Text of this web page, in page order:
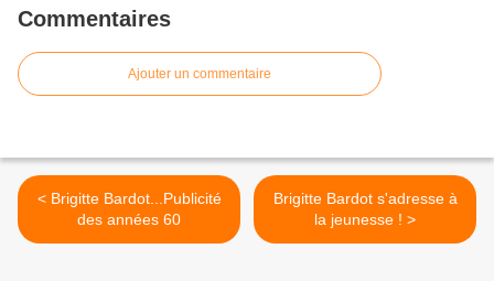
Commentaires
Ajouter un commentaire
< Brigitte Bardot...Publicité
des années 60
Brigitte Bardot s'adresse à
la jeunesse ! >